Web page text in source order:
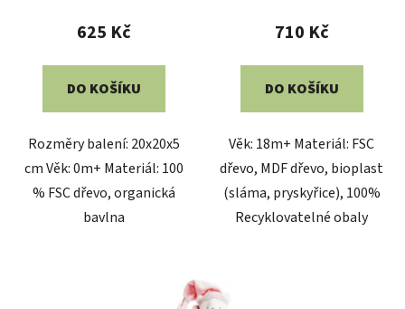
625 Kč
DO KOŠÍKU
Rozměry balení: 20x20x5
cm Věk: 0m+ Materiál: 100
% FSC dřevo, organická
bavlna
710 Kč
DO KOŠÍKU
Věk: 18m+ Materiál: FSC
dřevo, MDF dřevo, bioplast
(sláma, pryskyřice), 100%
Recyklovatelné obaly